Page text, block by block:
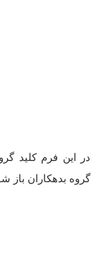
در این فرم کلید
گروه بدهکاران باز